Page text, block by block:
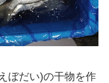
ぼだい)の干物を作